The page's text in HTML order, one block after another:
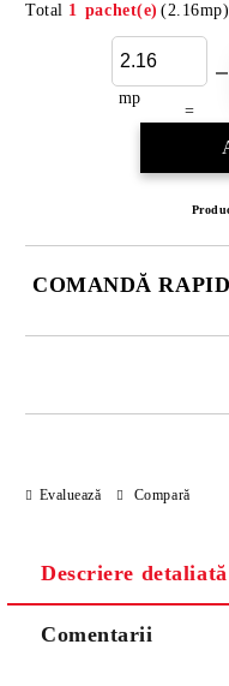
Total 1 pachet(e) (2.16
mp
COMANDĂ
Sunt de acord cu
Noi vă vom contacta
Evaluează Compară
Descriere detaliată
Comentarii